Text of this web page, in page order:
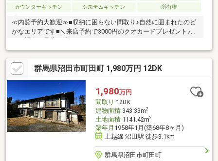
カウンターキッチン
システムキッチン 所有権
≪内覧予約大歓迎≫■収納に困らない間取り♪自然に囲まれたのど
かなエリアです■＼来店予約で3000円のクオカードプレゼント♪／
この機会に是非お待ちしております！
群馬県沼田市町田町 1,980万円 12DK
1,980万円
間取り 12DK
建物面積343.33m2
土地面積1141.42m2
築年月 1958年1月(築68年8ヶ月)
上越線 沼田駅 徒歩3.1km
群馬県沼田市町田町